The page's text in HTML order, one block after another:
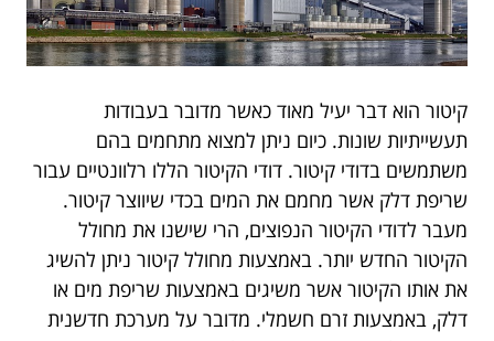
קיטור הוא דבר יעיל מאוד כאשר מדובר בעבודות
תעשייתיות שונות. כיום ניתן למצוא מתחמים בהם
משתמשים בדודי קיטור. דודי הקיטור הללו רלוונטיים עבור
שריפת דלק אשר מחמם את המים בכדי שיווצר קיטור.
מעבר לדודי הקיטור הנפוצים, הרי שישנו את מחולל
הקיטור החדש יותר. באמצעות מחולל קיטור ניתן להשיג
את אותו הקיטור אשר משיגים באמצעות שריפת מים או
דלק, באמצעות זרם חשמלי. מדובר על מערכת חדשנית